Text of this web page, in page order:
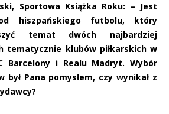
Sportowa Książka Roku: – Jest
hiszpańskiego futbolu, który
temat dwóch najbardziej
tematycznie klubów piłkarskich w
Barcelony i Realu Madryt. Wybór
był Pana pomysłem, czy wynikał z